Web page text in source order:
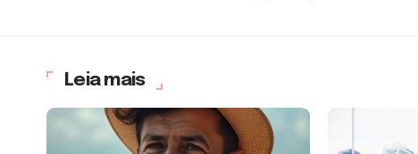
Leia mais